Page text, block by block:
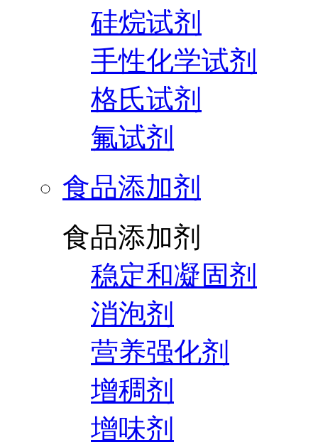
硅烷试剂
手性化学试剂
格氏试剂
氟试剂
食品添加剂
食品添加剂
稳定和凝固剂
消泡剂
营养强化剂
增稠剂
增味剂